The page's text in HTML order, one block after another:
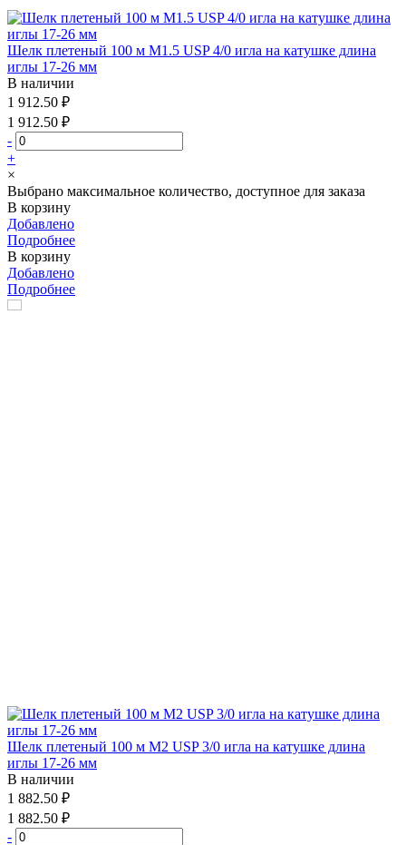
Шелк плетеный 100 м М1.5 USP 4/0 игла на катушке длина
иглы 17-26 мм
В наличии
1 912.50 ₽
1 912.50 ₽
-
+
×
Выбрано максимальное количество, доступное для заказа
В корзину
Добавлено
Подробнее
В корзину
Добавлено
Подробнее
Шелк плетеный 100 м М2 USP 3/0 игла на катушке длина
иглы 17-26 мм
В наличии
1 882.50 ₽
1 882.50 ₽
-